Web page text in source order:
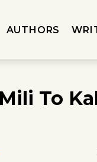
AUTHORS
To